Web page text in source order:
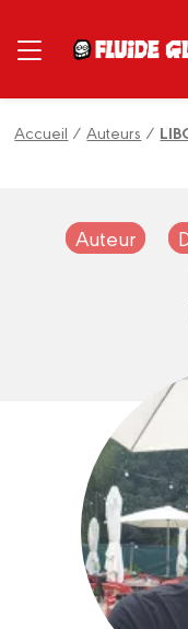
Accueil /Auteurs /
Auteur